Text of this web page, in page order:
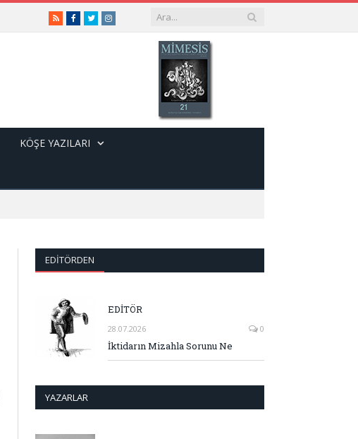
RSSFacebook
TwitterInstagram
KÖŞE YAZILARI
EDITÖRDEN
EDİTÖR
28.07.2026 0
İktidarın Mizahla Sorunu Ne
YAZARLAR